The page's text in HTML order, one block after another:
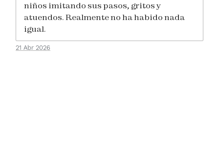
niños imitando sus pasos, gritos y
atuendos. Realmente no ha habido nada
igual.
21 Abr 2026